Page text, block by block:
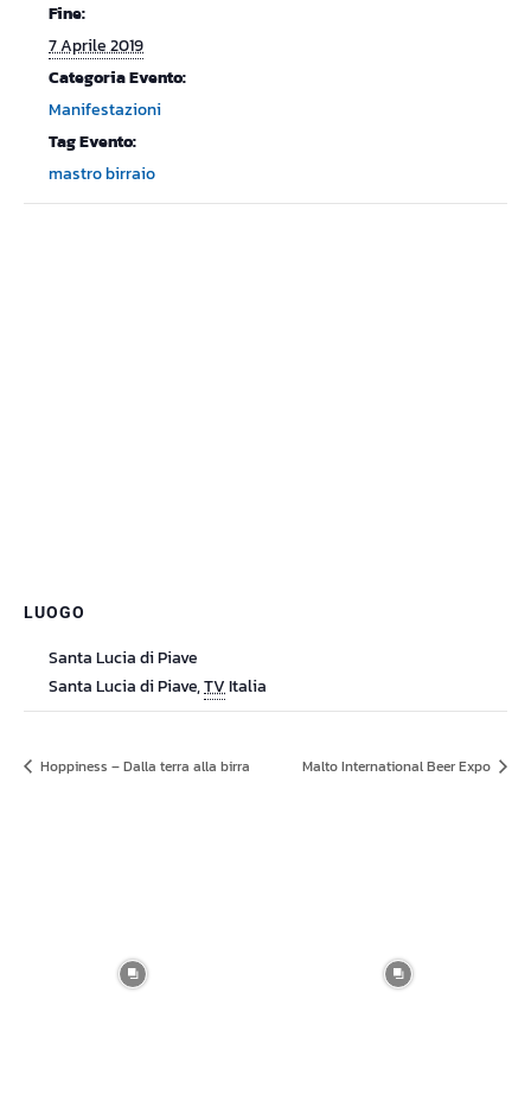
Fine:
7 Aprile 2019
Categoria Evento:
Manifestazioni
Tag Evento:
mastro birraio
LUOGO
Santa Lucia di Piave
Santa Lucia di Piave,TVItalia
Hoppiness – Dalla terra alla birra Malto International Beer Expo